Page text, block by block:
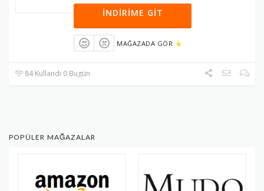
İNDIRIME GIT
MAĞAZADA GÖR
84 Kullandı 0 Bugün
POPÜLER MAĞAZALAR